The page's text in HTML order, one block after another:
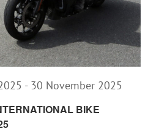
BIKE
- 30 November 2025